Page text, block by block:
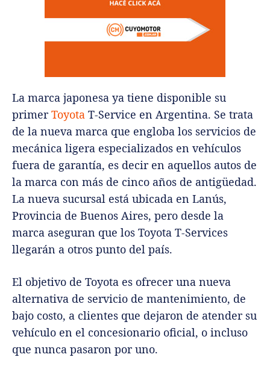
La marca japonesa ya tiene disponible su
primerToyota T-Service en Argentina. Se trata
de la nueva marca que engloba los servicios de
mecánica ligera especializados en vehículos
fuera de garantía, es decir en aquellos autos de
la marca con más de cinco años de antigüedad.
La nueva sucursal está ubicada en Lanús,
Provincia de Buenos Aires, pero desde la
marca aseguran que los Toyota T-Services
llegarán a otros punto del país.
El objetivo de Toyota es ofrecer una nueva
alternativa de servicio de mantenimiento, de
bajo costo, a clientes que dejaron de atender su
vehículo en el concesionario oficial, o incluso
que nunca pasaron por uno.